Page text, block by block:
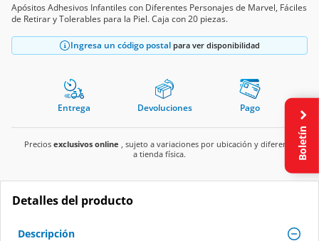
Apósitos Adhesivos Infantiles con Diferentes Personajes de Marvel, Fáciles
de Retirar y Tolerables para la Piel. Caja con 20 piezas.
Ingresa un código postal para ver disponibilidad
Entrega Devoluciones Pago
Precios exclusivos online , sujeto a variaciones por ubicación y diferente
a tienda física.
Detalles del producto
Descripción
Boletín